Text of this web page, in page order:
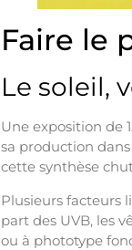
Faire le
Le soleil,
Une exposition de
sa production
cette synthèse
Plusieurs facteurs
part des UVB, les
ou à phototype